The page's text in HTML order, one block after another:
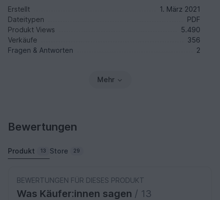
Erstellt
1. März 2021
Dateitypen
PDF
Produkt Views
5.490
Verkäufe
356
Fragen & Antworten
2
Mehr
Bewertungen
Produkt 13 Store 29
BEWERTUNGEN FÜR DIESES PRODUKT
Was Käufer:innen sagen / 13